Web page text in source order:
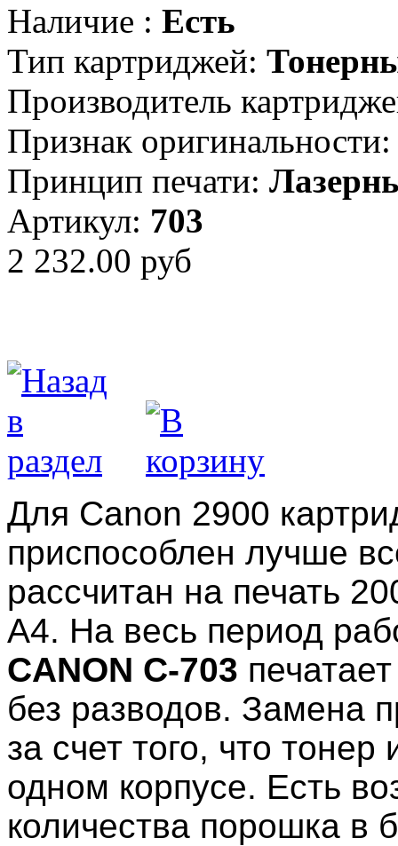
Наличие : Есть
Тип картриджей:
Производитель
Признак оригинальности:
Принцип печати:
Артикул: 703
2 232.00 руб
Для Canon 2900
приспособлен лучше
рассчитан на печать
А4. На весь период
CANON C-703
без разводов. Замена
за счет того, что
одном корпусе. Есть
количества порошка в